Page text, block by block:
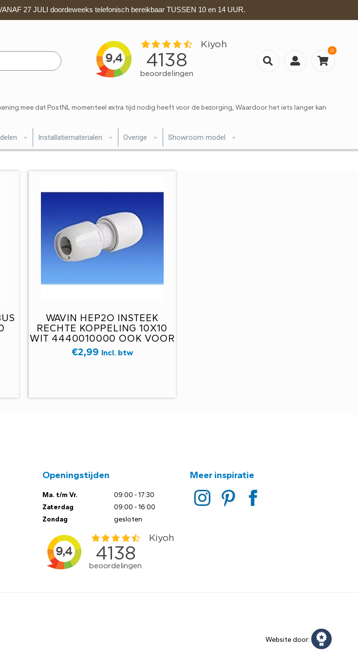
27 JULI doordeweeks telefonisch bereikbaar TUSSEN 10 en 14 UUR.
0
mee dat PostNL momenteel extra tijd nodig heeft voor de bezorging, Waardoor het iets langer kan
Installatiematerialen Overige Showroom model
WAVIN HEP2O INSTEEK
RECHTE KOPPELING 10X10
WIT 4440010000 OOK VOOR
CV EN VLOERVERWARMING
€2,99 Incl. btw
Openingstijden
Ma. t/m Vr.
Zaterdag
Zondag
09:00 - 17:30
09:00 - 16:00
gesloten
Meer inspiratie
Website door: